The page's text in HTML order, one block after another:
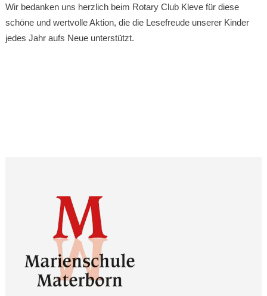
Wir bedanken uns herzlich beim Rotary Club Kleve für diese
schöne und wertvolle Aktion, die die Lesefreude unserer Kinder
jedes Jahr aufs Neue unterstützt.